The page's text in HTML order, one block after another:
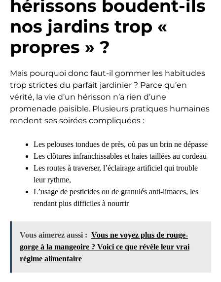
hérissons boudent-ils
nos jardins trop «
propres » ?
Mais pourquoi donc faut-il gommer les habitudes
trop strictes du parfait jardinier ? Parce qu’en
vérité, la vie d’un hérisson n’a rien d’une
promenade paisible. Plusieurs pratiques humaines
rendent ses soirées compliquées :
Les pelouses tondues de près, où pas un brin ne dépasse
Les clôtures infranchissables et haies taillées au cordeau
Les routes à traverser, l’éclairage artificiel qui trouble
leur rythme,
L’usage de pesticides ou de granulés anti-limaces, les
rendant plus difficiles à nourrir
Vous aimerez aussi : Vous ne voyez plus de rouge-
gorge à la mangeoire ? Voici ce que révèle leur vrai
régime alimentaire